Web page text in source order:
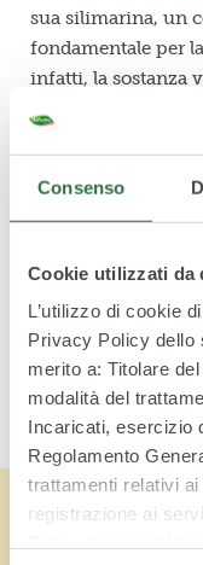
Consenso
Cookie utilizzati da
L’utilizzo di cookie
Privacy Policy dello
merito a: Titolare
modalità del
Incaricati, esercizio
Regolamento
trattamenti relativi
registrazione ai
sua silimarina, un
fondamentale per
infatti, la sostanza
dei danni epatici
fegato.
Non solo,il cardo è
innegabili